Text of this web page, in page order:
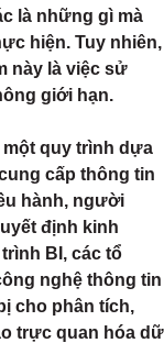
là những gì mà
hiện. Tuy nhiên,
này là việc sử
giới hạn.
một quy trình dựa
cấp thông tin
hành, người
định kinh
BI, các tổ
nghệ thông tin
cho phân tích,
trực quan hóa dữ